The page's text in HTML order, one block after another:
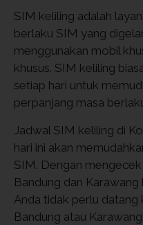
SIM keliling adalah
berlaku SIM yang
menggunakan mobil
khusus. SIM keliling
setiap hari untuk
perpanjang masa
Jadwal SIM keliling di
hari ini akan
SIM. Dengan
Bandung dan Karawang
Anda tidak perlu
Bandung atau Karawang.